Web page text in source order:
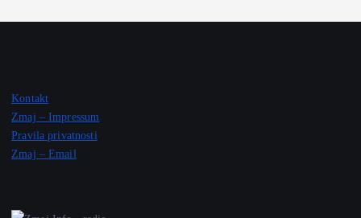
Kontakt
Zmaj – Impressum
Pravila privatnosti
Zmaj – Email